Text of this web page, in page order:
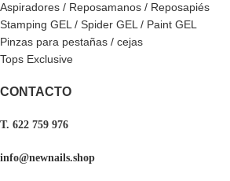
Aspiradores / Reposamanos / Reposapiés
Stamping GEL / Spider GEL / Paint GEL
Pinzas para pestañas / cejas
Tops Exclusive
CONTACTO
T. 622 759 976
info@newnails.shop